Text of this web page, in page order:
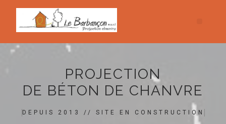
PROJECTION
DE BÉTON DE CHANVRE
DEPUIS 2013 // SITE EN CONSTRUCTION